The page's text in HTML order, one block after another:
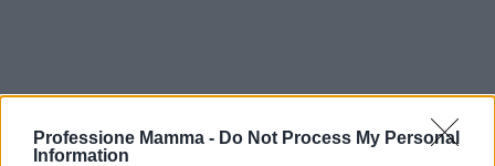
Professione Mamma - Do Not Process My Personal
Information